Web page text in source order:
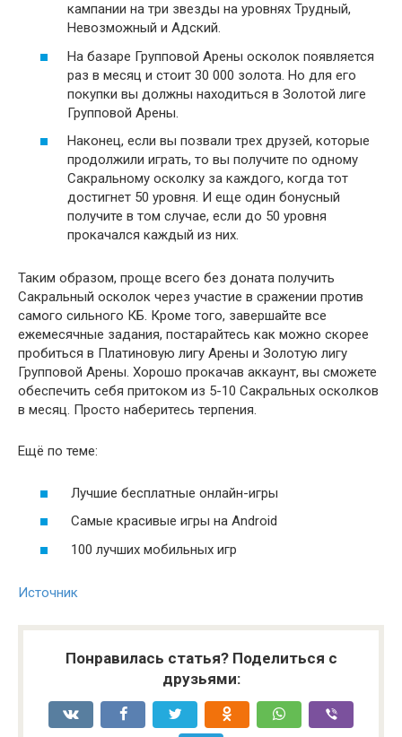
кампании на три звезды на уровнях Трудный,
Невозможный и Адский.
На базаре Групповой Арены осколок появляется
раз в месяц и стоит 30 000 золота. Но для его
покупки вы должны находиться в Золотой лиге
Групповой Арены.
Наконец, если вы позвали трех друзей, которые
продолжили играть, то вы получите по одному
Сакральному осколку за каждого, когда тот
достигнет 50 уровня. И еще один бонусный
получите в том случае, если до 50 уровня
прокачался каждый из них.
Таким образом, проще всего без доната получить
Сакральный осколок через участие в сражении против
самого сильного КБ. Кроме того, завершайте все
ежемесячные задания, постарайтесь как можно скорее
пробиться в Платиновую лигу Арены и Золотую лигу
Групповой Арены. Хорошо прокачав аккаунт, вы сможете
обеспечить себя притоком из 5-10 Сакральных осколков
в месяц. Просто наберитесь терпения.
Ещё по теме:
Лучшие бесплатные онлайн-игры
Самые красивые игры на Android
100 лучших мобильных игр
Источник
Понравилась статья? Поделиться с
друзьями: